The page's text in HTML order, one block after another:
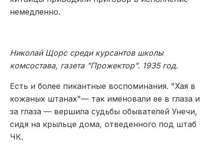
немедленно.
Николай Щорс среди курсантов школы
комсостава, газета "Прожектор". 1935 год.
Есть и более пикантные воспоминания. "Хая в
кожаных штанах"— так именовали ее в глаза и
за глаза — вершила судьбы обывателей Унечи,
сидя на крыльце дома, отведенного под штаб
ЧК.